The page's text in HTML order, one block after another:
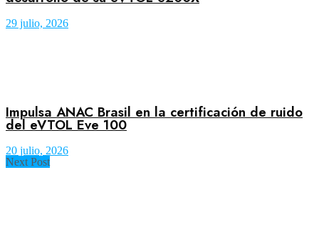
29 julio, 2026
Impulsa ANAC Brasil en la certificación de ruido
del eVTOL Eve 100
20 julio, 2026
Next Post